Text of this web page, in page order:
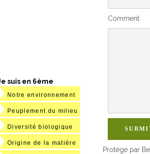
Comment
Protégé par
suis en 6ème
Notre environnement
Peuplement du milieu
Diversité biologique
Origine de la matière